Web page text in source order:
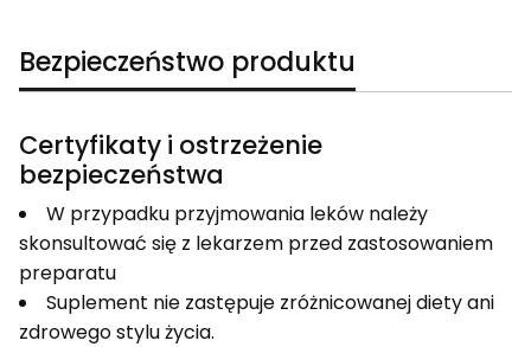
Bezpieczeństwo produktu
Certyfikaty i ostrzeżenie
bezpieczeństwa
W przypadku przyjmowania leków należy
skonsultować się z lekarzem przed zastosowaniem
preparatu
Suplement nie zastępuje zróżnicowanej diety ani
zdrowego stylu życia.